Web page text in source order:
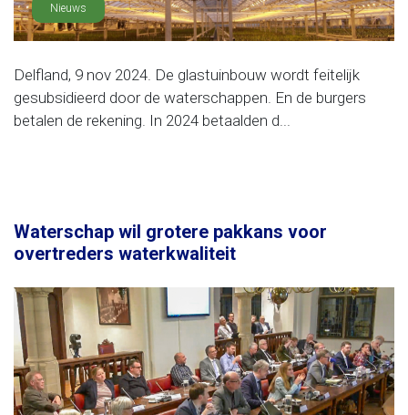
Nieuws
Delfland, 9 nov 2024. De glastuinbouw wordt feitelijk
gesubsidieerd door de waterschappen. En de burgers
betalen de rekening. In 2024 betaalden d...
Waterschap wil grotere pakkans voor
overtreders waterkwaliteit